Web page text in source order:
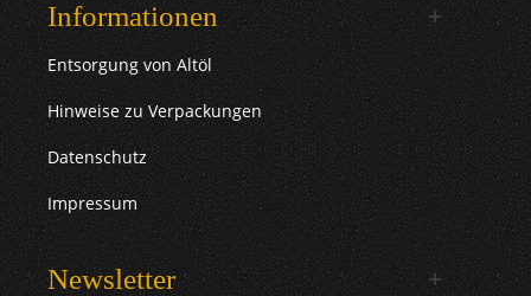
Informationen
Entsorgung von Altöl
Hinweise zu Verpackungen
Datenschutz
Impressum
Newsletter